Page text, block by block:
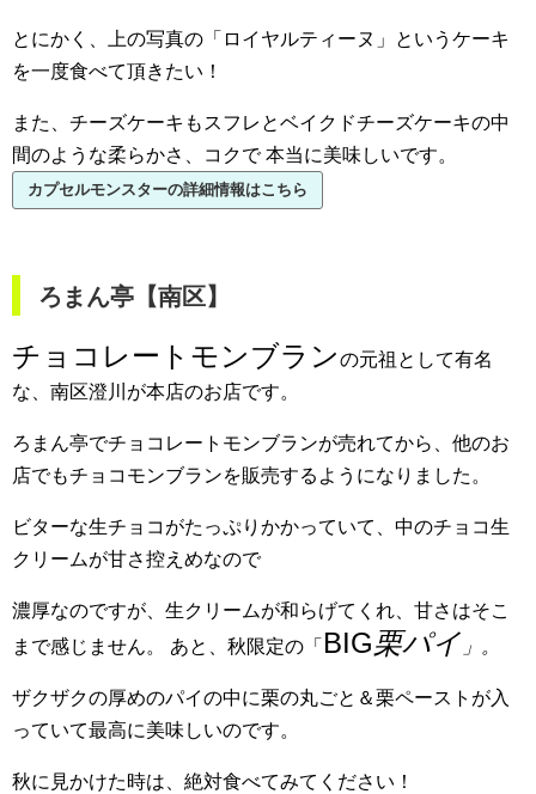
とにかく、上の写真の「ロイヤルティーヌ」というケーキ
を一度食べて頂きたい！
また、チーズケーキもスフレとベイクドチーズケーキの中
間のような柔らかさ、コクで本当に美味しいです。
カプセルモンスターの詳細情報はこちら
ろまん亭【南区】
チョコレートモンブランの元祖として有名
な、南区澄川が本店のお店です。
ろまん亭でチョコレートモンブランが売れてから、他のお
店でもチョコモンブランを販売するようになりました。
ビターな生チョコがたっぷりかかっていて、中のチョコ生
クリームが甘さ控えめなので
濃厚なのですが、生クリームが和らげてくれ、甘さはそこ
まで感じません。
あと、秋限定の「 BIG栗パイ 」。
ザクザクの厚めのパイの中に栗の丸ごと＆栗ペーストが入
っていて最高に美味しいのです。
秋に見かけた時は、絶対食べてみてください！